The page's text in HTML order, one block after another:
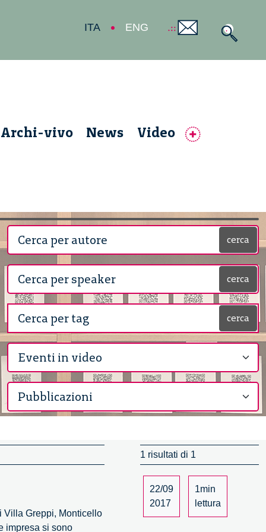
ITA ENG
Archi-vivo News Video
cerca
cerca
cerca
1 risultati di 1
Villa Greppi, Monticello
impresa si sono
22/09
2017
1min
lettura